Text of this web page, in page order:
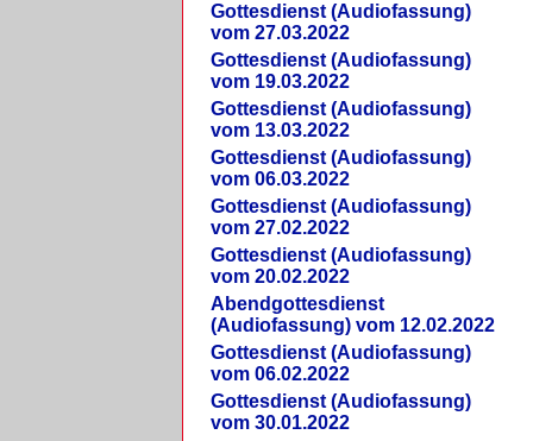
Gottesdienst (Audiofassung)
vom 27.03.2022
Gottesdienst (Audiofassung)
vom 19.03.2022
Gottesdienst (Audiofassung)
vom 13.03.2022
Gottesdienst (Audiofassung)
vom 06.03.2022
Gottesdienst (Audiofassung)
vom 27.02.2022
Gottesdienst (Audiofassung)
vom 20.02.2022
Abendgottesdienst
(Audiofassung) vom 12.02.2022
Gottesdienst (Audiofassung)
vom 06.02.2022
Gottesdienst (Audiofassung)
vom 30.01.2022